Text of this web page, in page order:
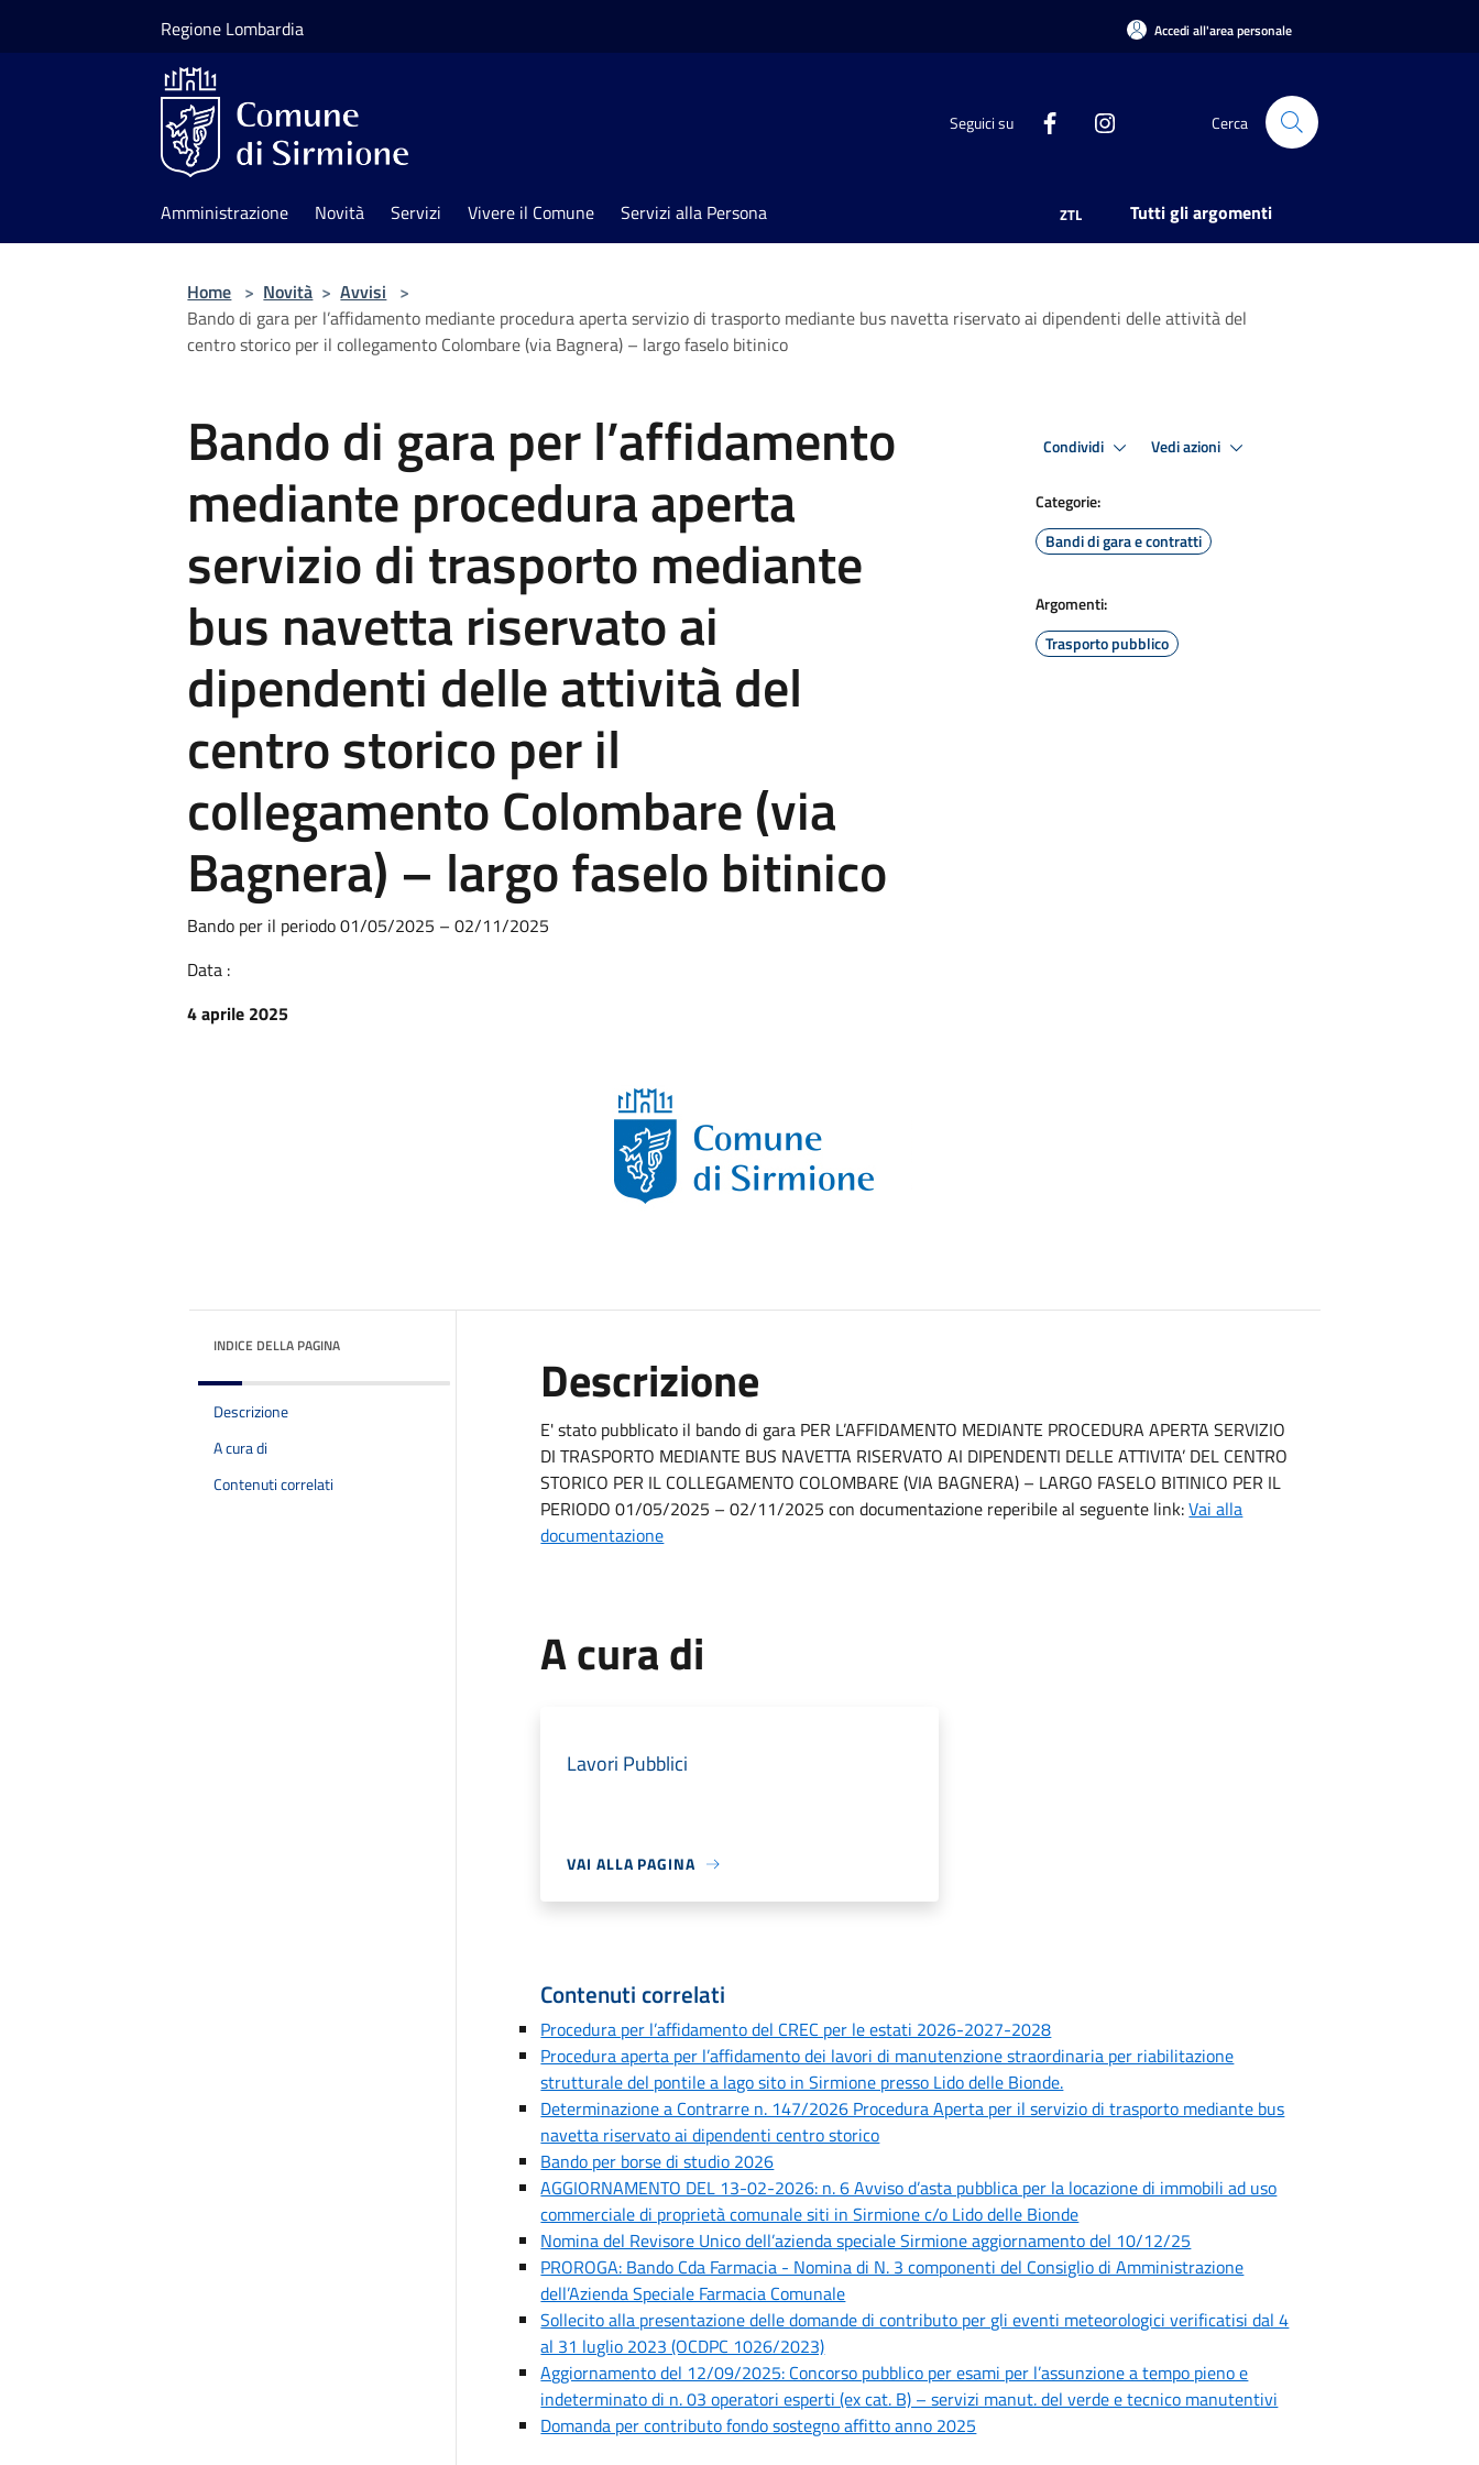
Regione Lombardia Accedi all'area personale
Seguici su Cerca
Amministrazione Novità Servizi Vivere il Comune Servizi alla Persona ZTL Tutti gli argomenti
Home > Novità > Avvisi >
Bando di gara per l’affidamento mediante procedura aperta servizio di trasporto mediante bus navetta riservato ai dipendenti delle attività del
centro storico per il collegamento Colombare (via Bagnera) – largo faselo bitinico
Bando di gara per l’affidamento
mediante procedura aperta
servizio di trasporto mediante
bus navetta riservato ai
dipendenti delle attività del
centro storico per il
collegamento Colombare (via
Bagnera) – largo faselo bitinico
Bando per il periodo 01/05/2025 – 02/11/2025
Data :
4 aprile 2025
Condividi Vedi azioni
Categorie:
Bandi di gara e contratti
Argomenti:
Trasporto pubblico
INDICE DELLA PAGINA
Descrizione
A cura di
Contenuti correlati
Descrizione
E' stato pubblicato il bando di gara PER L’AFFIDAMENTO MEDIANTE PROCEDURA APERTA SERVIZIO
DI TRASPORTO MEDIANTE BUS NAVETTA RISERVATO AI DIPENDENTI DELLE ATTIVITA’ DEL CENTRO
STORICO PER IL COLLEGAMENTO COLOMBARE (VIA BAGNERA) – LARGO FASELO BITINICO PER IL
PERIODO 01/05/2025 – 02/11/2025 con documentazione reperibile al seguente link:Vai alla
documentazione
A cura di
Lavori Pubblici
VAI ALLA PAGINA
Contenuti correlati
Procedura per l’affidamento del CREC per le estati 2026-2027-2028
Procedura aperta per l’affidamento dei lavori di manutenzione straordinaria per riabilitazione
strutturale del pontile a lago sito in Sirmione presso Lido delle Bionde.
Determinazione a Contrarre n. 147/2026 Procedura Aperta per il servizio di trasporto mediante bus
navetta riservato ai dipendenti centro storico
Bando per borse di studio 2026
AGGIORNAMENTO DEL 13-02-2026: n. 6 Avviso d’asta pubblica per la locazione di immobili ad uso
commerciale di proprietà comunale siti in Sirmione c/o Lido delle Bionde
Nomina del Revisore Unico dell’azienda speciale Sirmione aggiornamento del 10/12/25
PROROGA: Bando Cda Farmacia - Nomina di N. 3 componenti del Consiglio di Amministrazione
dell’Azienda Speciale Farmacia Comunale
Sollecito alla presentazione delle domande di contributo per gli eventi meteorologici verificatisi dal 4
al 31 luglio 2023 (OCDPC 1026/2023)
Aggiornamento del 12/09/2025: Concorso pubblico per esami per l’assunzione a tempo pieno e
indeterminato di n. 03 operatori esperti (ex cat. B) – servizi manut. del verde e tecnico manutentivi
Domanda per contributo fondo sostegno affitto anno 2025